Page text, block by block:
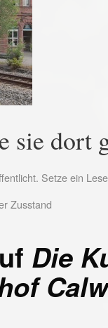
sie dort
Setze ein
Zusstand
Die